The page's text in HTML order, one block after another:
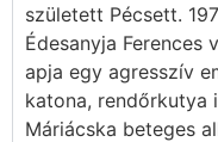
született Pécsett.
Édesanyja Ferences
apja egy agresszív
katona, rendőrkutya
Máriácska beteges